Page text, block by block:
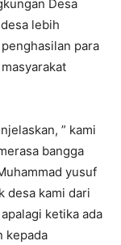
Desa
lebih
para
” kami
bangga
yusuf
desa kami dari
ketika ada
kepada